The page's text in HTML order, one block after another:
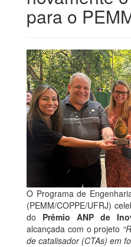
para o
O Programa de
(PEMM/COPPE/UFRJ)
do Prêmio ANP de
alcançada com o projeto
de catalisador (CTAs) em